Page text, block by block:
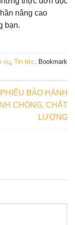
nâng cao
bạn.
vụ Tin tức . Bookmark
PHIẾU BẢO HÀNH
CHÓNG, CHẤT
LƯỢNG